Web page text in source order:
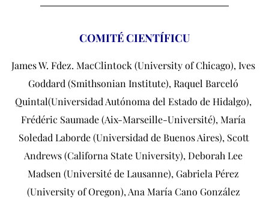
COMITÉ CIENTÍFICU
James W. Fdez. MacClintock (University of Chicago), Ives
Goddard (Smithsonian Institute), Raquel Barceló
Quintal(Universidad Autónoma del Estado de Hidalgo),
Frédéric Saumade (Aix-Marseille-Université), María
Soledad Laborde (Universidad de Buenos Aires), Scott
Andrews (Californa State University), Deborah Lee
Madsen (Université de Lausanne), Gabriela Pérez
(University of Oregon), Ana María Cano González